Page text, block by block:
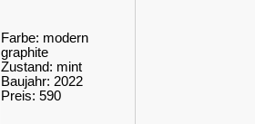
Farbe: modern
graphite
Zustand: mint
Baujahr: 2022
Preis: 590